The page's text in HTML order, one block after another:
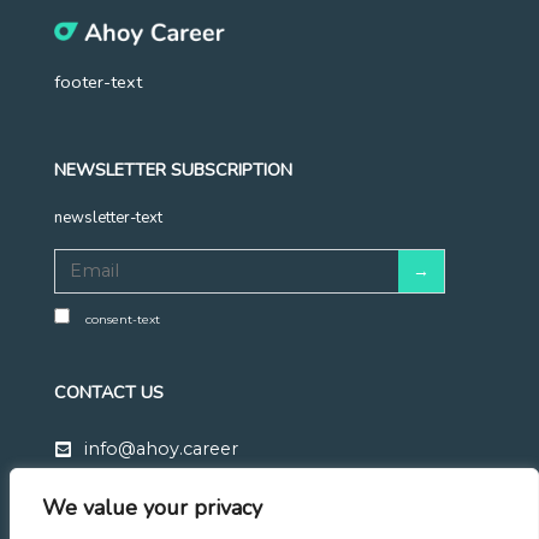
We value your privacy
footer-text
CONTACT US
info@ahoy.career
NEWSLETTER SUBSCRIPTION
newsletter-text
consent-text